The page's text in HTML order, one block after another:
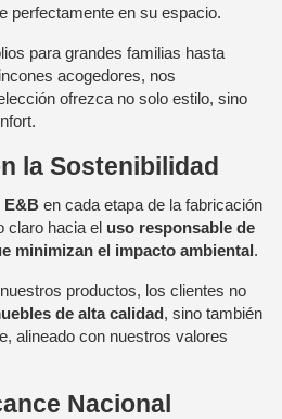
perfectamente en su espacio.
para grandes familias hasta
acogedores, nos
ofrezca no solo estilo, sino
la Sostenibilidad
E&B en cada etapa de la fabricación
claro hacia el uso responsable de
minimizan el impacto ambiental.
productos, los clientes no
de alta calidad, sino también
alineado con nuestros valores
Nacional